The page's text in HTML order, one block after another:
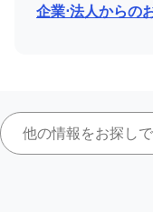
企業⋅法人からの